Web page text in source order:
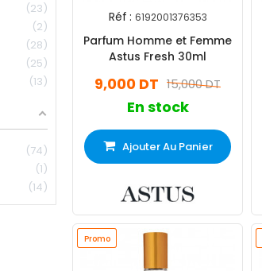
23
2
28
25
13
74
1
14
Réf : 6192001376353
Parfum Homme et Femme
Astus Fresh 30ml
15,000 DT
9,000 DT
En stock
Ajouter Au Panier
Promo
Promo